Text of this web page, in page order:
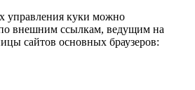
управления куки можно
по внешним ссылкам, ведущим на
сайтов основных браузеров: